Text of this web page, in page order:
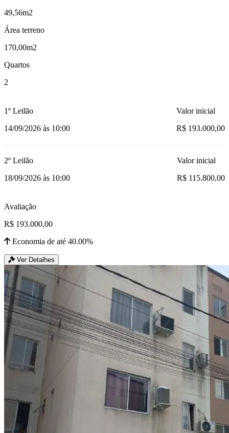
49,56m2
Área terreno
170,00m2
Quartos
2
1º Leilão
14/09/2026 às 10:00
Valor inicial
R$ 193.000,00
2º Leilão
18/09/2026 às 10:00
Valor inicial
R$ 115.800,00
Avaliação
R$ 193.000,00
Economia de até 40.00%
Ver Detalhes